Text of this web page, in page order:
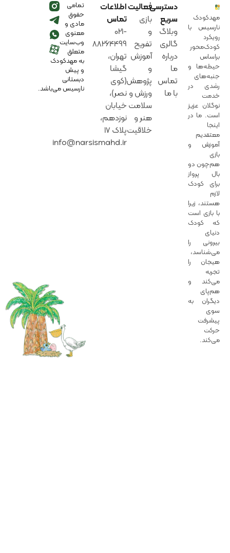
مهدکودک
نارسیس با
رویکرد
کودک‌محور
براساس
حیطه‌ها و
جنبه‌های
رشدی در
خدمت
نوگلان عزیز
است. ما در
اینجا
معتقدیم
آموزش و
بازی
هم‌چون دو
بال پرواز
برای کودک
لازم
هستند، زیرا
با بازی است
که کودک
دنیای
بیرونی را
می‌شناسد،
هیجان را
تجربه
می‌کند و
هم‌پای
دیگران به
سوی
پیشرفت
حرکت
می‌کند.
دسترسی
سریع
وبلاگ
گالری
درباره
ما
تماس
با ما
فعالیت
بازی‌
و‌
تفریح
آموزش‌‌
و‌
پژوهش
ورزش‌ و‌
سلامت
هنر‌ و‌‌
خلاقیت
اطلاعات
تماس
021-
88264499
تهران،
گیشا
(کوی
نصر)،
خیابان
نوزدهم،
پلاک 17
info@narsismahd.ir
تمامی
حقوق
مادی و
معنوی
وب‌سایت
متعلق
به مهدکودک
و پیش
دبستانی
نارسیس می‌باشد.